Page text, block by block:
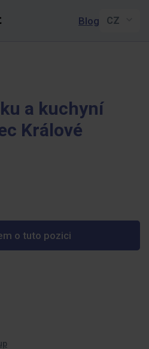
Blog
a kuchyní
Králové
o tuto pozici